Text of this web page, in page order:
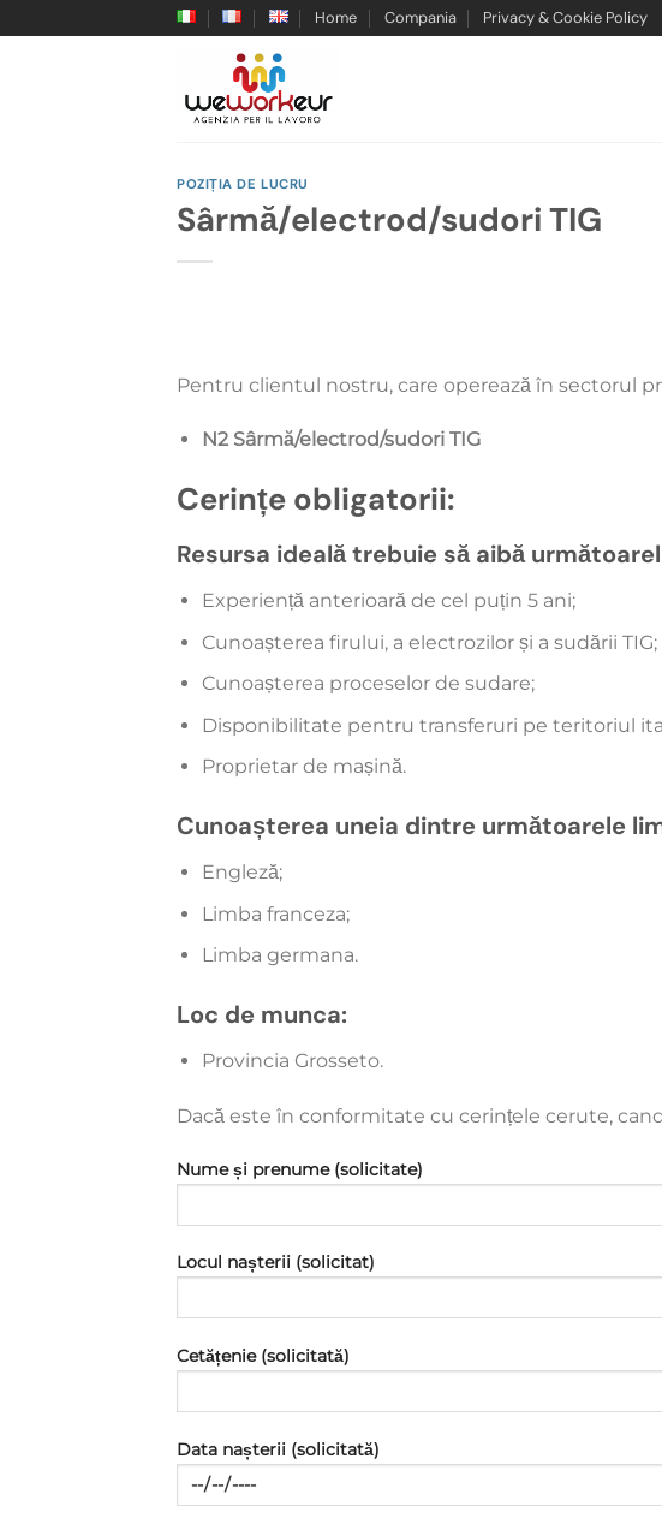
to
Home Compania Privacy & Cookie Policy
POZIȚIA DE LUCRU
Sârmă/electrod/sudori TIG
Pentru clientul nostru, care operează în sectorul
N2 Sârmă/electrod/sudori TIG
Cerințe obligatorii:
Resursa ideală trebuie să aibă
Experiență anterioară de cel puțin 5 ani;
Cunoașterea firului, a electrozilor și a sudării TIG;
Cunoașterea proceselor de sudare;
Disponibilitate pentru transferuri pe teritoriul
Proprietar de mașină.
Cunoașterea uneia dintre următoarele
Engleză;
Limba franceza;
Limba germana.
Loc de munca:
Provincia Grosseto.
Dacă este în conformitate cu cerințele cerute,
Nume și prenume (solicitate)
Locul nașterii (solicitat)
Cetățenie (solicitată)
Data nașterii (solicitată)